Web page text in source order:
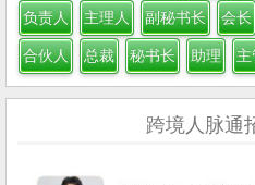
负责人 主理人 副秘书长 会长
合伙人 总裁 秘书长 助理 主
跨境人脉通